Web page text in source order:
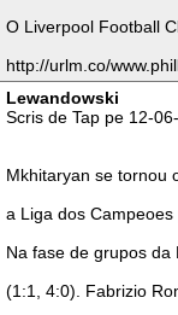
O Liverpool Football
http://urlm.co/
Lewandowski
Scris de Tap pe 12-
Mkhitaryan se tornou
a Liga dos
Na fase de grupos
(1:1, 4:0). Fabrizio